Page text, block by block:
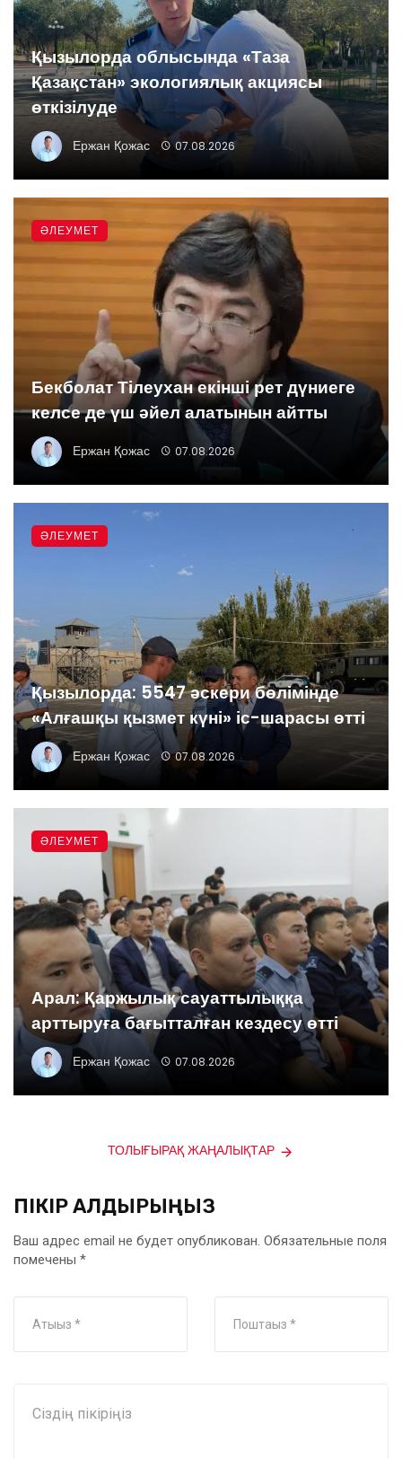
Қызылорда облысында «Таза
Қазақстан» экологиялық акциясы
өткізілуде
Ержан Қожас 07.08.2026
Бекболат Тілеухан екінші рет дүниеге
келсе де үш әйел алатынын айтты
Ержан Қожас 07.08.2026
ӘЛЕУМЕТ
Қызылорда: 5547 әскери бөлімінде
«Алғашқы қызмет күні» іс-шарасы өтті
Ержан Қожас 07.08.2026
ӘЛЕУМЕТ
Арал: Қаржылық сауаттылыққа
арттыруға бағытталған кездесу өтті
Ержан Қожас 07.08.2026
ӘЛЕУМЕТ
ТОЛЫҒЫРАҚ ЖАҢАЛЫҚТАР
ПІКІР ҚАЛДЫРЫҢЫЗ
Ваш адрес email не будет опубликован. Обязательные поля
помечены *